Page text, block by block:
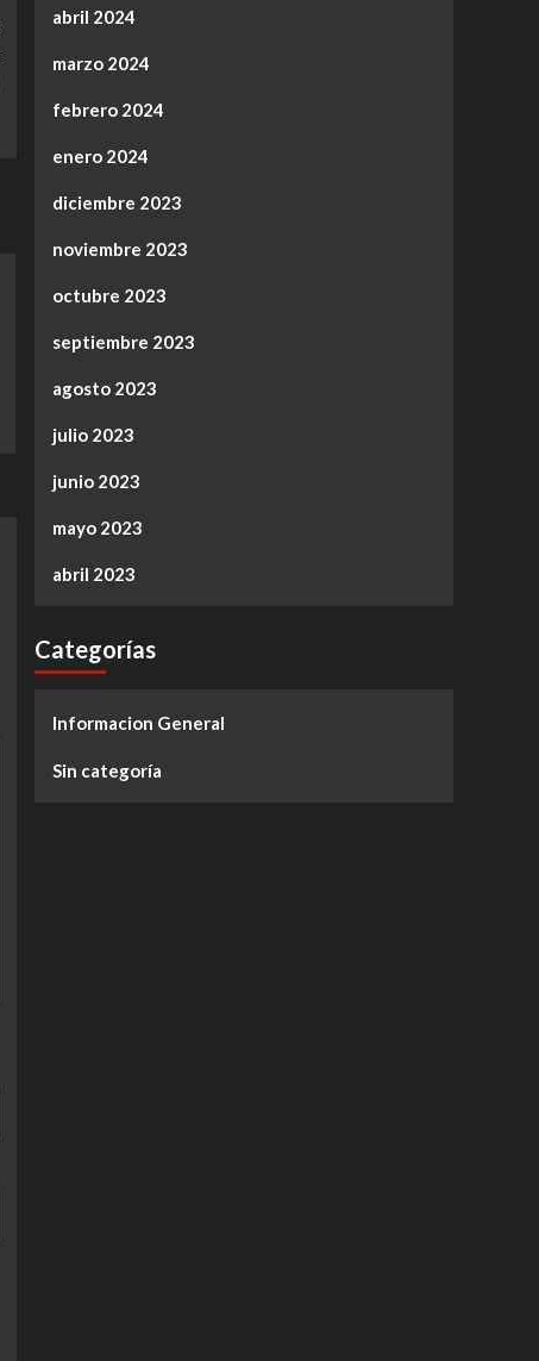
abril 2024
marzo 2024
febrero 2024
enero 2024
diciembre 2023
noviembre 2023
octubre 2023
septiembre 2023
agosto 2023
julio 2023
junio 2023
mayo 2023
abril 2023
Categorías
Informacion General
Sin categoría